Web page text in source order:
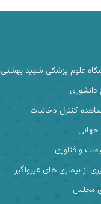
علوم پزشکی شهید بهشتی
دانشوری
کنترل دخانیات
و فناوری
از بیماری های غیرواگیر
مجلس